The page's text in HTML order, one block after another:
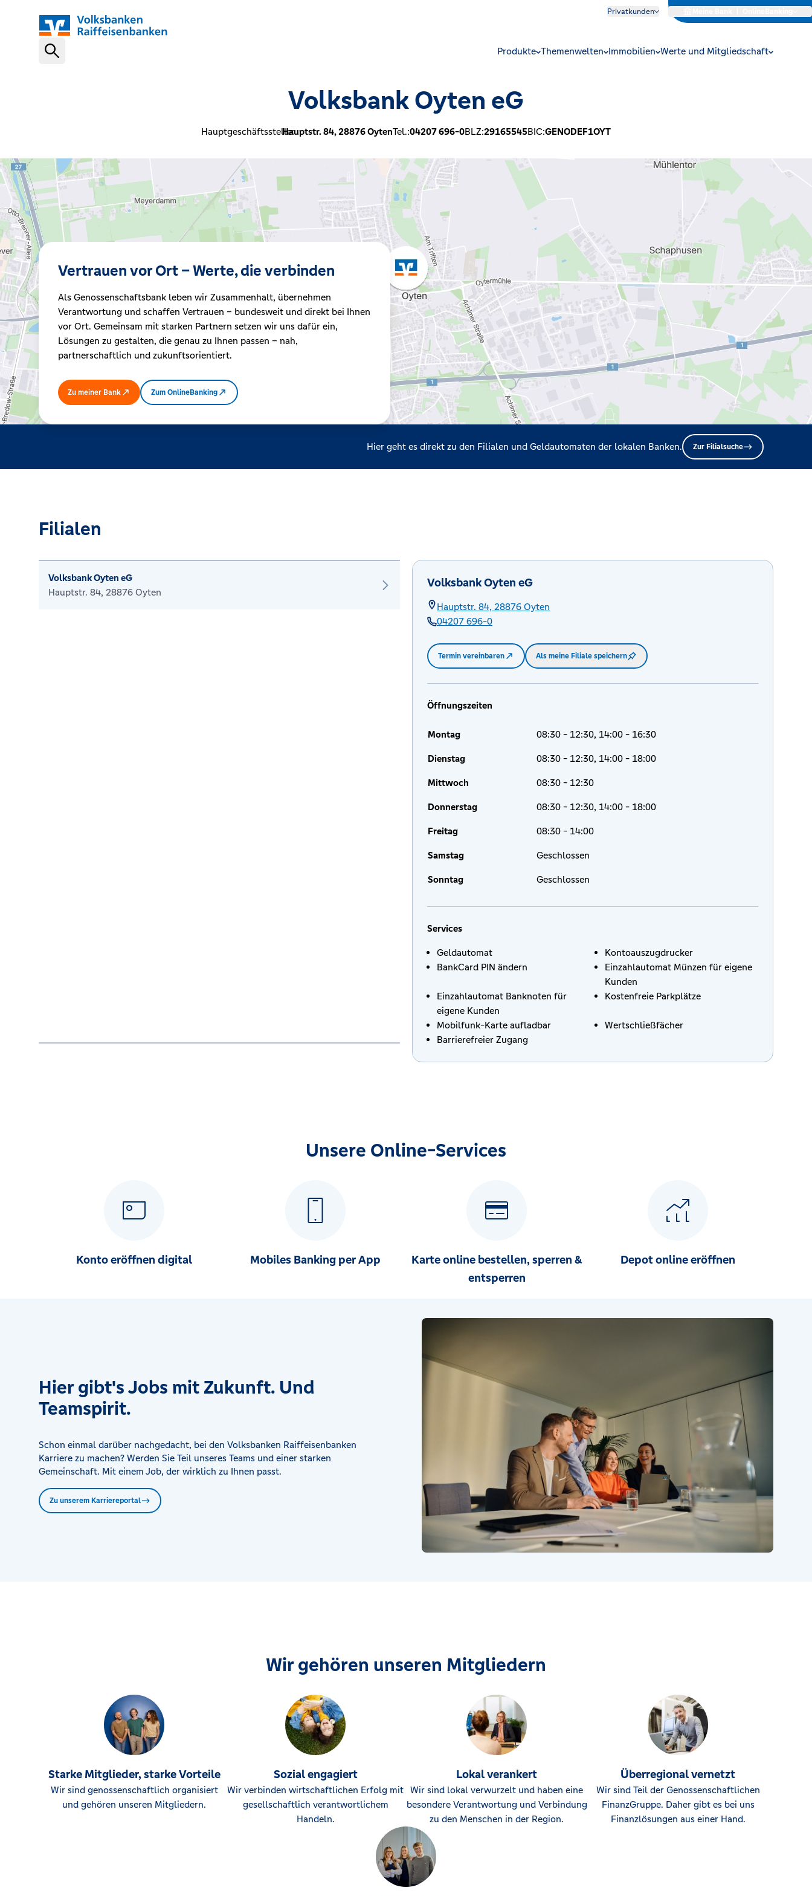
Privatkunden
VR Banking App
Kreditrechner
Immobilien
Produkte Themenwelten Immobilien Werte und Mitgliedschaft
Volksbank Oyten eG
Hauptgeschäftsstelle:Hauptstr. 84,28876OytenTel.:04207 696-0BLZ:29165545BIC:GENODEF1OYT
Vertrauen vor Ort – Werte, die verbinden
Als Genossenschaftsbank leben wir Zusammenhalt, übernehmen
Verantwortung und schaffen Vertrauen – bundesweit und direkt bei Ihnen
vor Ort. Gemeinsam mit starken Partnern setzen wir uns dafür ein,
Lösungen zu gestalten, die genau zu Ihnen passen – nah,
partnerschaftlich und zukunftsorientiert.
Zu meiner Bank Zum OnlineBanking
Hier geht es direkt zu den Filialen und Geldautomaten der lokalen Banken. Zur Filialsuche
Filialen
Volksbank Oyten eG
Hauptstr. 84, 28876 Oyten
Volksbank Oyten eG
Hauptstr. 84, 28876 Oyten
04207 696-0
Termin vereinbaren Als meine Filiale speichern
Öffnungszeiten
Montag 08:30 - 12:30, 14:00 - 16:30
Dienstag 08:30 - 12:30, 14:00 - 18:00
Mittwoch 08:30 - 12:30
Donnerstag 08:30 - 12:30, 14:00 - 18:00
Freitag 08:30 - 14:00
Samstag Geschlossen
Sonntag Geschlossen
Services
Geldautomat
Kontoauszugdrucker
BankCard PIN ändern
Einzahlautomat Münzen für eigene
Kunden
Einzahlautomat Banknoten für
eigene Kunden
Kostenfreie Parkplätze
Mobilfunk-Karte aufladbar
Wertschließfächer
Barrierefreier Zugang
Unsere Online-Services
Konto eröffnen digital Mobiles Banking per App
Karte online bestellen, sperren &
entsperren
Depot online eröffnen
Hier gibt's Jobs mit Zukunft. Und
Teamspirit.
Schon einmal darüber nachgedacht, bei den Volksbanken Raiffeisenbanken
Karriere zu machen? Werden Sie Teil unseres Teams und einer starken
Gemeinschaft. Mit einem Job, der wirklich zu Ihnen passt.
Zu unserem Karriereportal
Wir gehören unseren Mitgliedern
Starke Mitglieder, starke Vorteile
Wir sind genossenschaftlich organisiert
und gehören unseren Mitgliedern.
Sozial engagiert
Wir verbinden wirtschaftlichen Erfolg mit
gesellschaftlich verantwortlichem
Handeln.
Lokal verankert
Wir sind lokal verwurzelt und haben eine
besondere Verantwortung und Verbindung
zu den Menschen in der Region.
Überregional vernetzt
Wir sind Teil der Genossenschaftlichen
FinanzGruppe. Daher gibt es bei uns
Finanzlösungen aus einer Hand.